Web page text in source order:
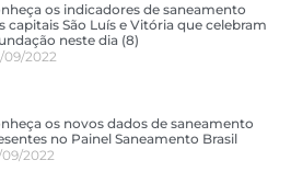
os indicadores de saneamento
capitais São Luís e Vitória que celebram
neste dia (8)
09/2022
os novos dados de saneamento
no Painel Saneamento Brasil
2022